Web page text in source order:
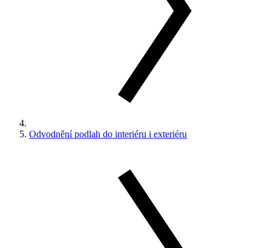
Odvodnění podlah do interiéru i exteriéru